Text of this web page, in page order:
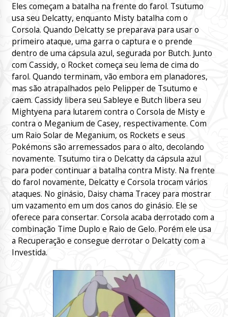
Eles começam a batalha na frente do farol. Tsutumo
usa seu Delcatty, enquanto Misty batalha com o
Corsola. Quando Delcatty se preparava para usar o
primeiro ataque, uma garra o captura e o prende
dentro de uma cápsula azul, segurada por Butch. Junto
com Cassidy, o Rocket começa seu lema de cima do
farol. Quando terminam, vão embora em planadores,
mas são atrapalhados pelo Pelipper de Tsutumo e
caem. Cassidy libera seu Sableye e Butch libera seu
Mightyena para lutarem contra o Corsola de Misty e
contra o Meganium de Casey, respectivamente. Com
um Raio Solar de Meganium, os Rockets e seus
Pokémons são arremessados para o alto, decolando
novamente. Tsutumo tira o Delcatty da cápsula azul
para poder continuar a batalha contra Misty. Na frente
do farol novamente, Delcatty e Corsola trocam vários
ataques. No ginásio, Daisy chama Tracey para mostrar
um vazamento em um dos canos do ginásio. Ele se
oferece para consertar. Corsola acaba derrotado com a
combinação Time Duplo e Raio de Gelo. Porém ele usa
a Recuperação e consegue derrotar o Delcatty com a
Investida.